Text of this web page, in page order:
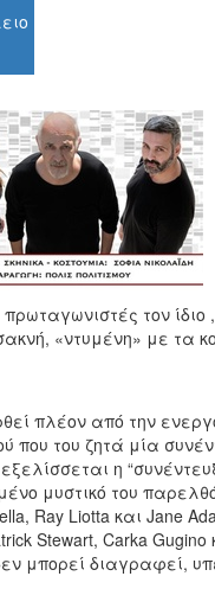
τον ίδιο
«ντυμένη» με τα
πλέον από την
που του ζητά μία
η
μυστικό του
Ray Liotta και Jane
Stewart, Carka Gugino
μπορεί διαγραφεί,